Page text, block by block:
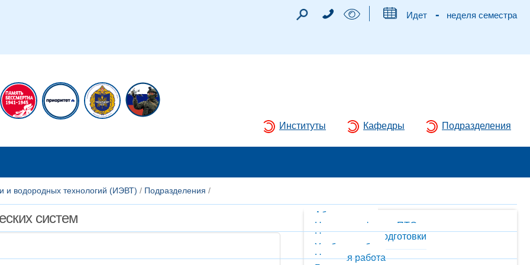
Идет - неделя семестра
Институты Кафедры Подразделения
и водородных технологий (ИЭВТ) / Подразделения /
систем
Абитуриентам
Новости кафедры ПТС
Направления подготовки
Учебная работа
Научная работа